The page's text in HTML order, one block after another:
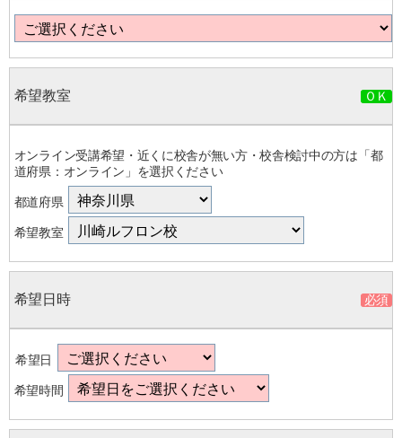
希望教室
オンライン受講希望・近くに校舎が無い方・校舎検討中の方は「都
道府県：オンライン」を選択ください
都道府県
希望教室
希望日時
希望日
希望時間